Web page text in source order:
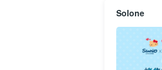
Solone